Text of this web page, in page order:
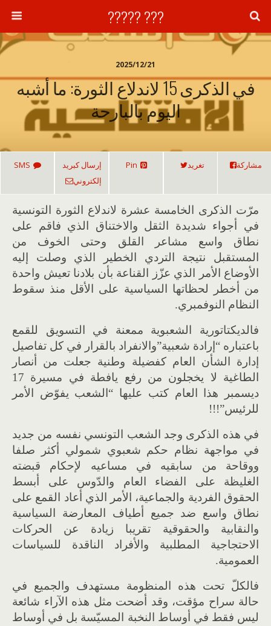
??? ?????
2025/12/21
في الذكرى 15 لاندلاع الثورة: ما أشبه
اليوم بالبارحة
مشاركة تغريد Pin
إرسال كبريد
إلكتروني
SMS
مرّت الذكرى الخامسة عشرة لاندلاع الثورة التونسية
في أجواء شديدة الثقل والاختناق الذي فاقم على
نطاق واسع مشاعر القلق وحتى الخوف من
المستقبل نتيجة التردي الخطير الذي وصلت إليه
الأوضاع الأمر الذي عزّز القناعة بأن بلادنا تعيش واحدة
من أخطر لحظاتها السياسية على الأقل منذ سقوط
النظام النوفمبري.
فالديكتاتورية الشعبوية ممعنة في التسويق للقمع
باعتباره “إرادة شعبية”والانفراد بالقرار في كل تفاصيل
إدارة الشأن العام كفضيلة وطنية جعلت من أنصار
الطاغية لا يخجلون من رفع يافطة في مسيرة 17
ديسمبر هذا العام كتب عليها “الشعب يفوّض الأمر
للرئيس”!!!
في هذه الذكرى وجد الشعب التونسي نفسه من جديد
في مواجهة نظام حكم شعبوي شمولي أكثر صلفا
ووقاحة من سابقيه في مساعيه لإحكام قبضته
الغليظة على الفضاء العام والدّوس على أبسط
الحقوق الفردية والجماعية، الأمر الذي أعاد القمع على
نطاق واسع ضد جميع أطياف المعارضة السياسية
والنقابية والحقوقية تقريبا زيادة عن الحركات
الاحتجاجية المطلبية والأفراد الناقدة للسياسات
العمومية.
فالكلّ تحت هذه المنظومة مستهدف والجميع في
حالة سراح مؤقت، وقد أضحت مثل هذه الآراء شائعة
ليس فقط في أوساط النخبة المسيّسة بل في أوساط